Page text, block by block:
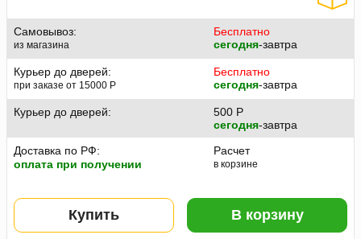
Самовывоз:
из магазина
Бесплатно
сегодня-завтра
Курьер до дверей:
при заказе от 15000 P
Бесплатно
сегодня-завтра
Курьер до дверей: 500 P
сегодня-завтра
Доставка по РФ:
оплата при получении
Расчет
в корзине
Купить В корзину